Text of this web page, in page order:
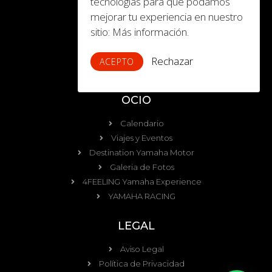
TIENDA
ATV
Side by Side (UTV)
OCIO
Calendario
Viajes y Eventos
Destination Yamaha Motor
Galeria de Fotos
4FEELING Yamaha Experience
YAMAHA RACING
LEGAL
Aviso Legal
Política de Privacidad
mejorar tu experiencia en nuestro
sitio: Más información.
ACEPTO Rechazar